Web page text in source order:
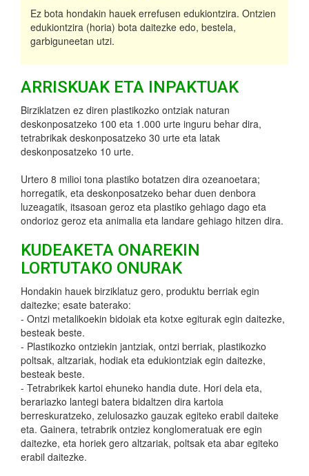
Ez bota hondakin hauek errefusen edukiontzira. Ontzien
edukiontzira (horia) bota daitezke edo, bestela,
garbiguneetan utzi.
ARRISKUAK ETA INPAKTUAK
Birziklatzen ez diren plastikozko ontziak naturan
deskonposatzeko 100 eta 1.000 urte inguru behar dira,
tetrabrikak deskonposatzeko 30 urte eta latak
deskonposatzeko 10 urte.
Urtero 8 milioi tona plastiko botatzen dira ozeanoetara;
horregatik, eta deskonposatzeko behar duen denbora
luzeagatik, itsasoan geroz eta plastiko gehiago dago eta
ondorioz geroz eta animalia eta landare gehiago hitzen dira.
KUDEAKETA ONAREKIN
LORTUTAKO ONURAK
Hondakin hauek birziklatuz gero, produktu berriak egin
daitezke; esate baterako:
- Ontzi metalikoekin bidoiak eta kotxe egiturak egin daitezke,
besteak beste.
- Plastikozko ontziekin jantziak, ontzi berriak, plastikozko
poltsak, altzariak, hodiak eta edukiontziak egin daitezke,
besteak beste.
- Tetrabrikek kartoi ehuneko handia dute. Hori dela eta,
berariazko lantegi batera bidaltzen dira kartoia
berreskuratzeko, zelulosazko gauzak egiteko erabil daiteke
eta. Gainera, tetrabrik ontziez konglomeratuak ere egin
daitezke, eta horiek gero altzariak, poltsak eta abar egiteko
erabil daitezke.